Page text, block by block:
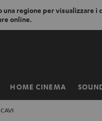
una regione per visualizzare
online.
HOME CINEMA
CAVI